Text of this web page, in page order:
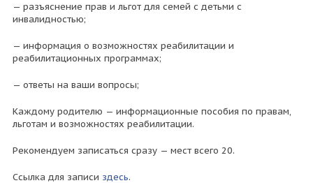
— разъяснение прав и льгот для семей с детьми с
инвалидностью;
— информация о возможностях реабилитации и
реабилитационных программах;
— ответы на ваши вопросы;
Каждому родителю — информационные пособия по правам,
льготам и возможностях реабилитации.
Рекомендуем записаться сразу — мест всего 20.
Ссылка для записи здесь.